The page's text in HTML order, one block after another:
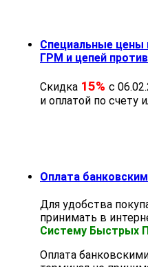
Специальные цены
ГРМ и цепей
Скидка 15% с
и оплатой по счету
Оплата
Для удобства
принимать в
Систему Быстрых
Оплата